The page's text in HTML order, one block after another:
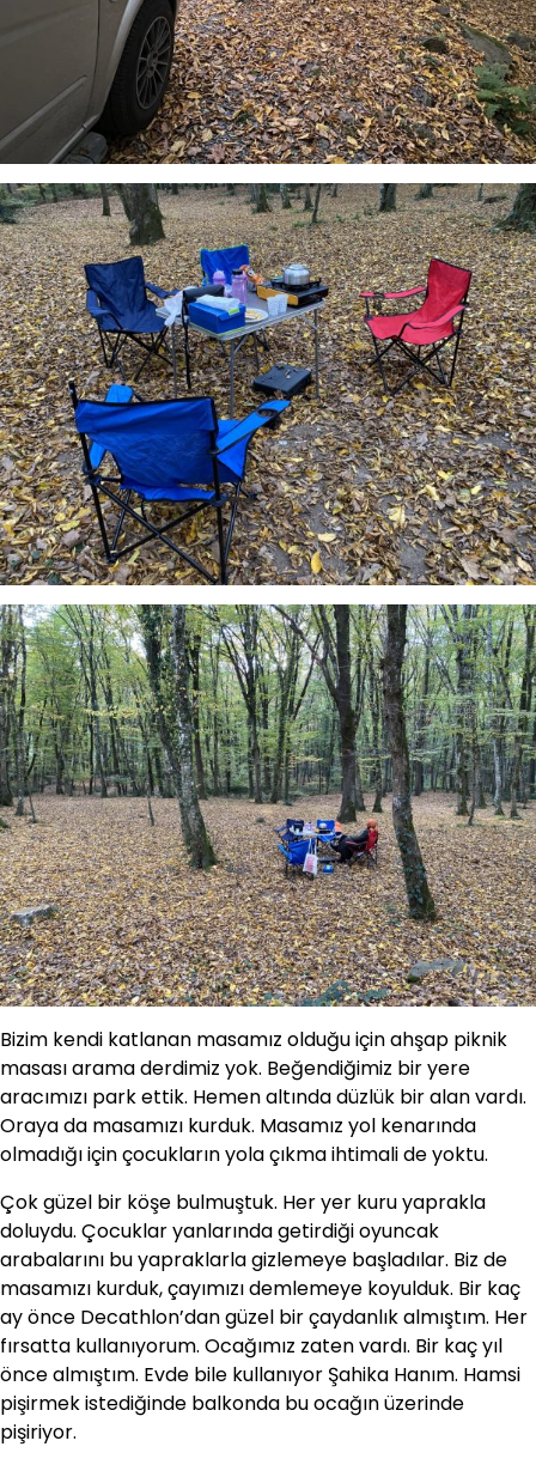
Bizim kendi katlanan masamız olduğu için ahşap piknik
masası arama derdimiz yok. Beğendiğimiz bir yere
aracımızı park ettik. Hemen altında düzlük bir alan vardı.
Oraya da masamızı kurduk. Masamız yol kenarında
olmadığı için çocukların yola çıkma ihtimali de yoktu.
Çok güzel bir köşe bulmuştuk. Her yer kuru yaprakla
doluydu. Çocuklar yanlarında getirdiği oyuncak
arabalarını bu yapraklarla gizlemeye başladılar. Biz de
masamızı kurduk, çayımızı demlemeye koyulduk. Bir kaç
ay önce Decathlon’dan güzel bir çaydanlık almıştım. Her
fırsatta kullanıyorum. Ocağımız zaten vardı. Bir kaç yıl
önce almıştım. Evde bile kullanıyor Şahika Hanım. Hamsi
pişirmek istediğinde balkonda bu ocağın üzerinde
pişiriyor.